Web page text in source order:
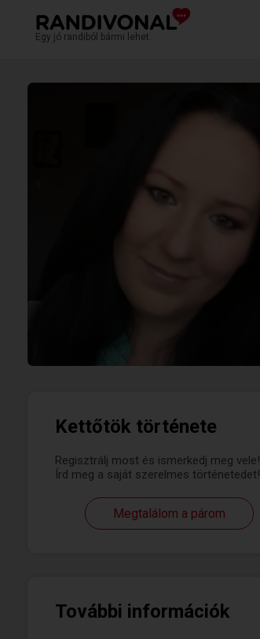
Egy jó randiból bármi lehet.
Kettőtök története
Regisztrálj most és ismerkedj meg vele!
Írd meg a saját szerelmes történetedet!
Megtalálom a párom
További információk